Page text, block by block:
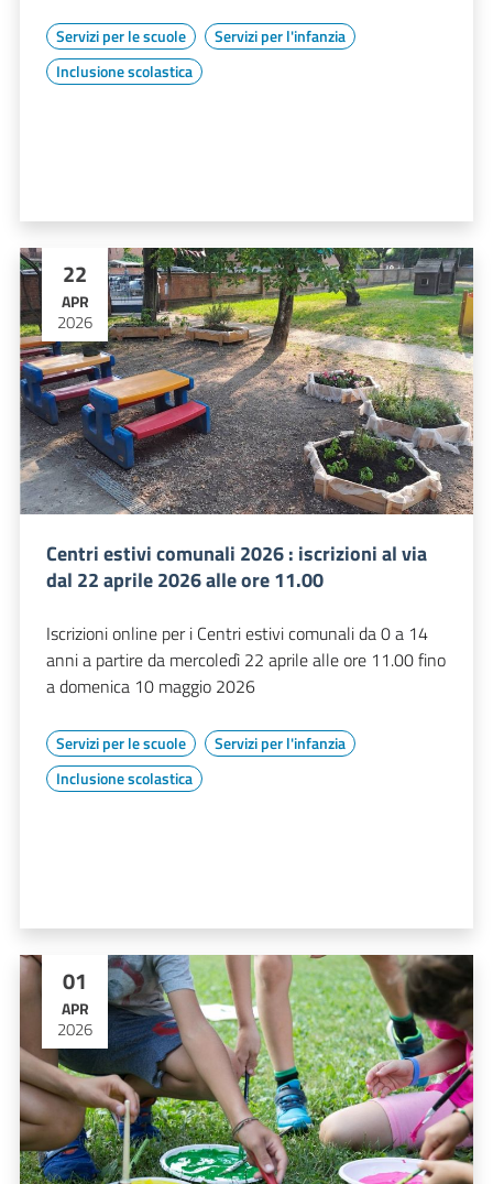
Servizi per le scuole
Servizi per l'infanzia
Inclusione scolastica
22
APR
2026
Centri estivi comunali 2026 : iscrizioni al via
dal 22 aprile 2026 alle ore 11.00
Iscrizioni online per i Centri estivi comunali da 0 a 14
anni a partire da mercoledì 22 aprile alle ore 11.00 fino
a domenica 10 maggio 2026
Servizi per le scuole
Servizi per l'infanzia
Inclusione scolastica
01
APR
2026